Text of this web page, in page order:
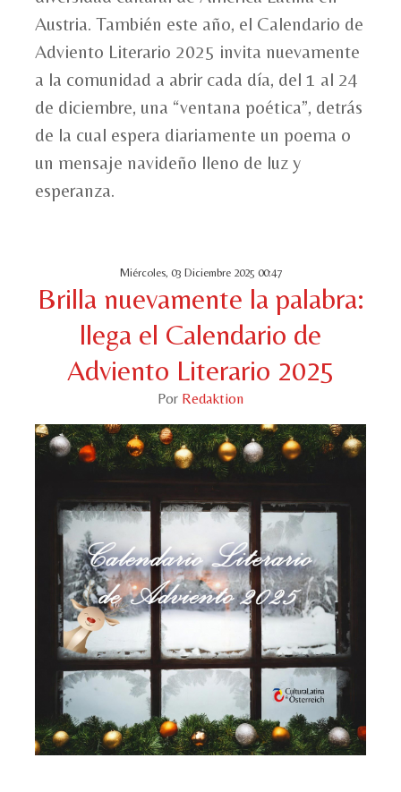
Austria. También este año, el Calendario de
Adviento Literario 2025 invita nuevamente
a la comunidad a abrir cada día, del 1 al 24
de diciembre, una “ventana poética”, detrás
de la cual espera diariamente un poema o
un mensaje navideño lleno de luz y
esperanza.
Miércoles, 03 Diciembre 2025 00:47
Brilla nuevamente la palabra:
llega el Calendario de
Adviento Literario 2025
Por Redaktion